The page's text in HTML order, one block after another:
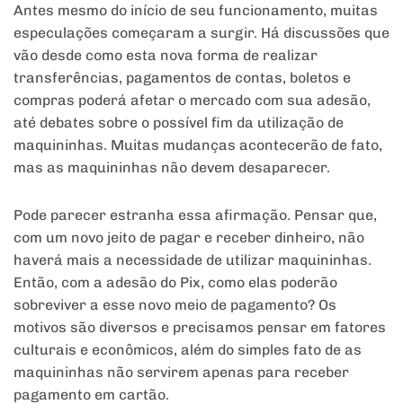
Antes mesmo do início de seu funcionamento, muitas
especulações começaram a surgir. Há discussões que
vão desde como esta nova forma de realizar
transferências, pagamentos de contas, boletos e
compras poderá afetar o mercado com sua adesão,
até debates sobre o possível fim da utilização de
maquininhas. Muitas mudanças acontecerão de fato,
mas as maquininhas não devem desaparecer.
Pode parecer estranha essa afirmação. Pensar que,
com um novo jeito de pagar e receber dinheiro, não
haverá mais a necessidade de utilizar maquininhas.
Então, com a adesão do Pix, como elas poderão
sobreviver a esse novo meio de pagamento? Os
motivos são diversos e precisamos pensar em fatores
culturais e econômicos, além do simples fato de as
maquininhas não servirem apenas para receber
pagamento em cartão.